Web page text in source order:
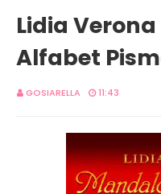
Lidia
Alfabet
GOSIARELLA 11:43